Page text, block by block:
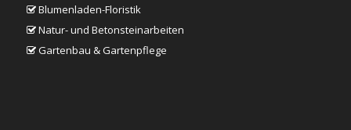
Blumenladen-Floristik
Natur- und Betonsteinarbeiten
Gartenbau & Gartenpflege